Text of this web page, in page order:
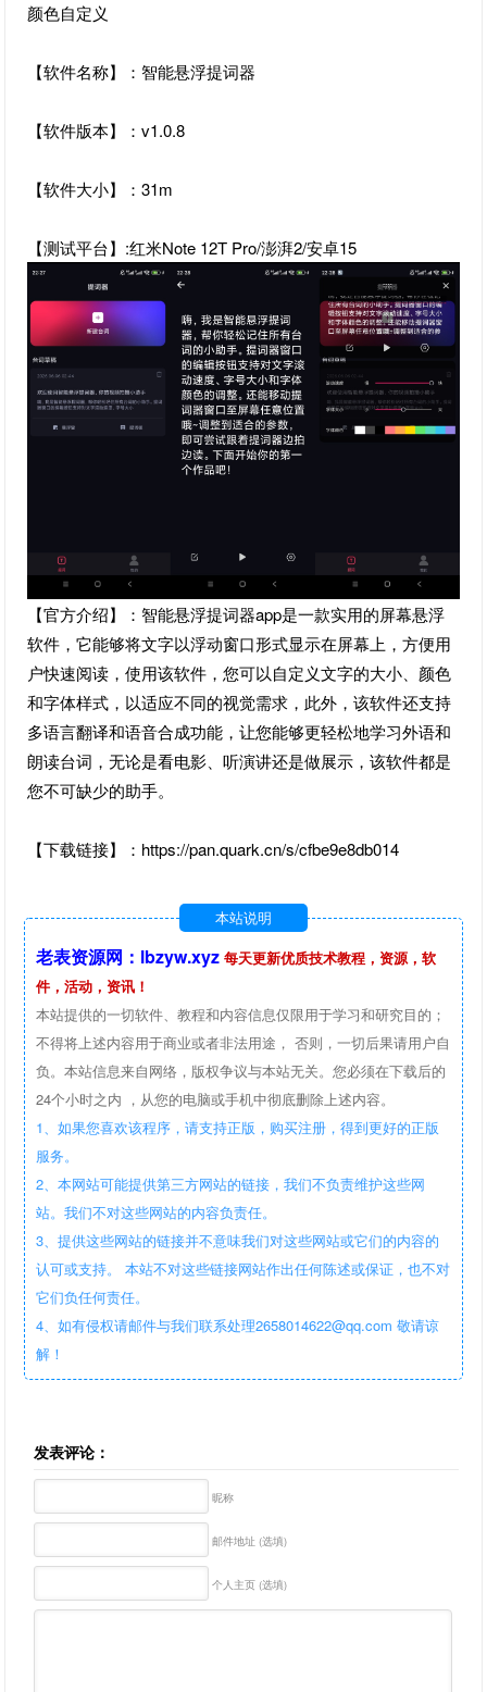
颜色自定义
【软件名称】：智能悬浮提词器
【软件版本】：v1.0.8
【软件大小】：31m
【测试平台】:红米Note 12T Pro/澎湃2/安卓15
【官方介绍】：智能悬浮提词器app是一款实用的屏幕悬浮
软件，它能够将文字以浮动窗口形式显示在屏幕上，方便用
户快速阅读，使用该软件，您可以自定义文字的大小、颜色
和字体样式，以适应不同的视觉需求，此外，该软件还支持
多语言翻译和语音合成功能，让您能够更轻松地学习外语和
朗读台词，无论是看电影、听演讲还是做展示，该软件都是
您不可缺少的助手。
【下载链接】：https://pan.quark.cn/s/cfbe9e8db014
本站说明
老表资源网：lbzyw.xyz 每天更新优质技术教程，资源，软
件，活动，资讯！
本站提供的一切软件、教程和内容信息仅限用于学习和研究目的；
不得将上述内容用于商业或者非法用途， 否则，一切后果请用户自
负。本站信息来自网络，版权争议与本站无关。您必须在下载后的
24个小时之内 ，从您的电脑或手机中彻底删除上述内容。
1、如果您喜欢该程序，请支持正版，购买注册，得到更好的正版
服务。
2、本网站可能提供第三方网站的链接，我们不负责维护这些网
站。我们不对这些网站的内容负责任。
3、提供这些网站的链接并不意味我们对这些网站或它们的内容的
认可或支持。 本站不对这些链接网站作出任何陈述或保证，也不对
它们负任何责任。
4、如有侵权请邮件与我们联系处理2658014622@qq.com 敬请谅
解！
发表评论：
昵称
邮件地址 (选填)
个人主页 (选填)